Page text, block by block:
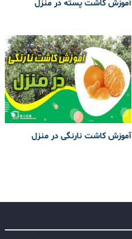
آموزش کاشت پسته در منزل
آموزش کاشت نارنگی در منزل